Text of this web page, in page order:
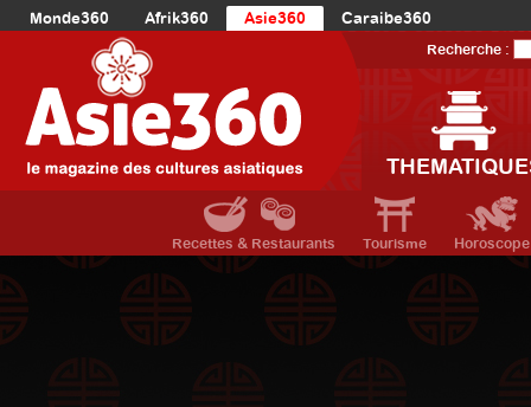
Monde360 Afrik360 Asie360
Caraibe360
Europe360
AmériqueDuNord360
Océanie360
Recherche :
Recettes & Restaurants Tourisme Horoscope